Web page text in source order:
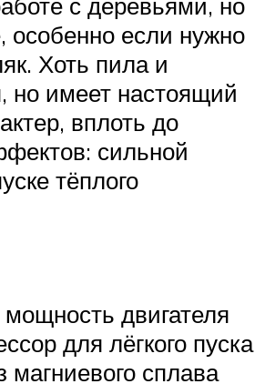
особенно если нужно
Хоть пила и
но имеет настоящий
вплоть до
сильной
тёплого
двигателя
для лёгкого пуска
магниевого сплава